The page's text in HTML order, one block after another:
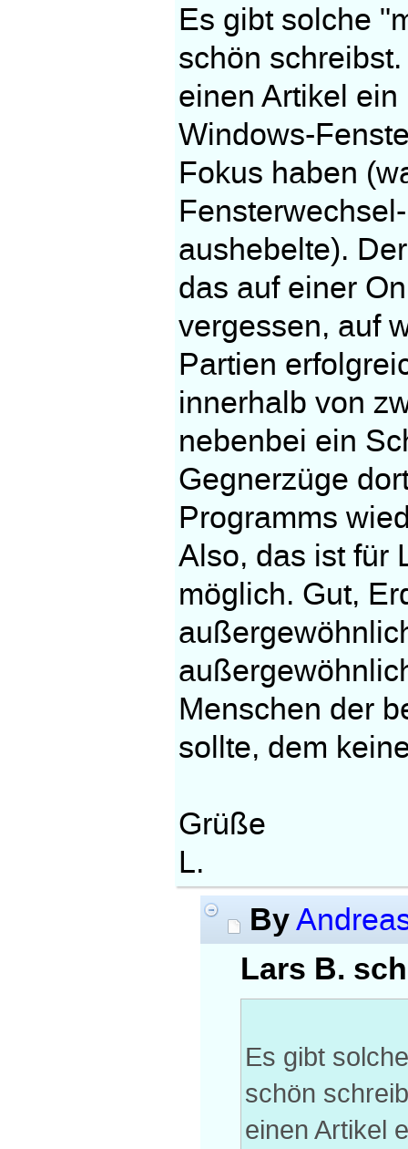
Es gibt solche
schön
einen Artikel
Windows-
Fokus haben
aushebelte).
das auf einer
vergessen, auf
Partien
innerhalb von
nebenbei ein
Gegnerzüge
Programms
Also, das ist für
möglich. Gut,
Menschen der
sollte, dem
Grüße
L.
By
Lars B.
Es gibt
schön
einen Artikel